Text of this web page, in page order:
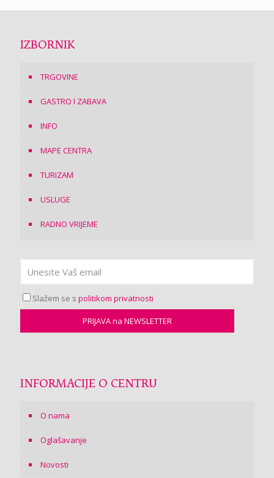
IZBORNIK
TRGOVINE
GASTRO I ZABAVA
INFO
MAPE CENTRA
TURIZAM
USLUGE
RADNO VRIJEME
Slažem se s politikom privatnosti
INFORMACIJE O CENTRU
O nama
Oglašavanje
Novosti